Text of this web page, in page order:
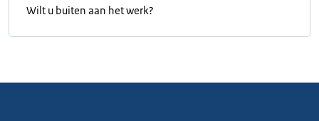
Wilt u buiten aan het werk?